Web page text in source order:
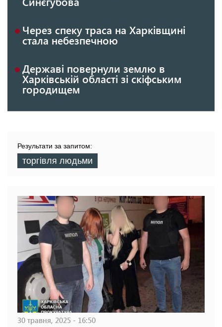
Через спеку траса на Харківщині
стала небезпечною
Державі повернули землю в
Харківській області зі скіфським
городищем
Результати за запитом:
торгівля людьми
30 травня, 2025 - 16:50